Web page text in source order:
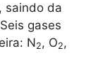
, saindo da
gases
N2, O2,